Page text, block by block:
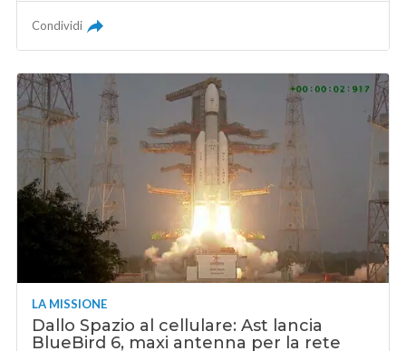
Condividi
LA MISSIONE
Dallo Spazio al cellulare: Ast lancia
BlueBird 6, maxi antenna per la rete